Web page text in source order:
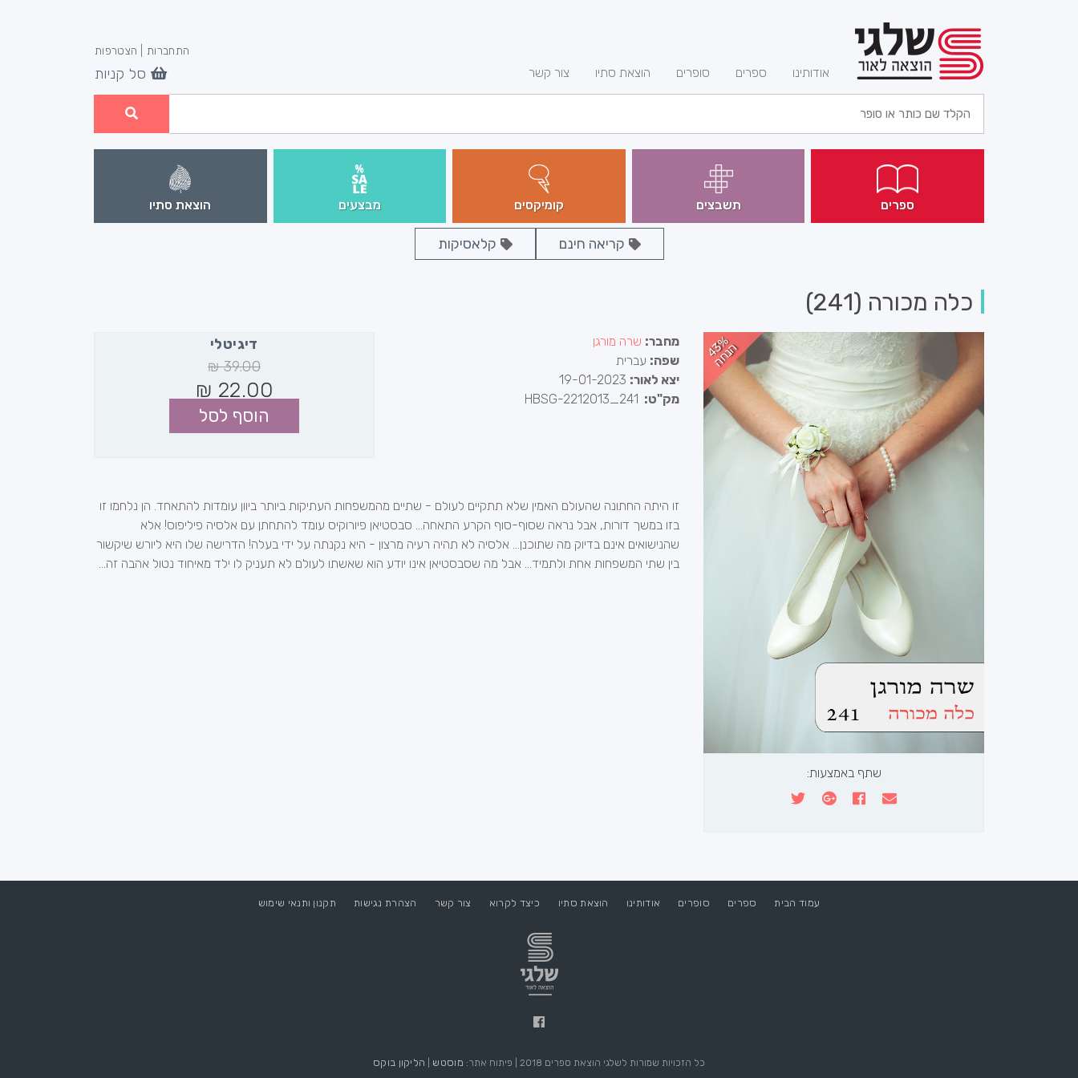
אודותינו ספרים סופרים הוצאת סתיו צור קשר
התחברות הצטרפות
סל קניות
ספרים תשבצים קומיקסים מבצעים הוצאת סתיו
קריאה חינם קלאסיקות
כלה מכורה (241)
43%
הנחה
שתף באמצעות:
מחבר: שרה מורגן
שפה: עברית
יצא לאור:
מק"ט:
דיגיטלי
39.00
₪
22.00
₪
הוסף לסל
זו היתה החתונה שהעולם האמין שלא תתקיים לעולם - שתיים מהמשפחות העתיקות ביותר ביוון עומדות להתאחד. הן נלחמו זו
בזו במשך דורות, אבל נראה שסוף-סוף הקרע התאחה... סבסטיאן פיורוקיס עומד להתחתן עם אלסיה פיליפוס! אלא
שהנישואים אינם בדיוק מה שתוכנן... אלסיה לא תהיה רעיה מרצון - היא נקנתה על ידי בעלה! הדרישה שלו היא ליורש שיקשור
בין שתי המשפחות אחת ולתמיד... אבל מה שסבסטיאן אינו יודע הוא שאשתו לעולם לא תעניק לו ילד מאיחוד נטול אהבה זה...
עמוד הבית ספרים סופרים אודותינו הוצאת סתיו כיצד לקרוא צור קשר הצהרת נגישות תקנון ותנאי שימוש
כל הזכויות שמורות לשלגי הוצאת ספרים 2018 | פיתוח אתר: מוסטש הליקון בוקס